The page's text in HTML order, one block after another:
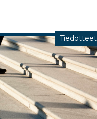
Tiedotteet